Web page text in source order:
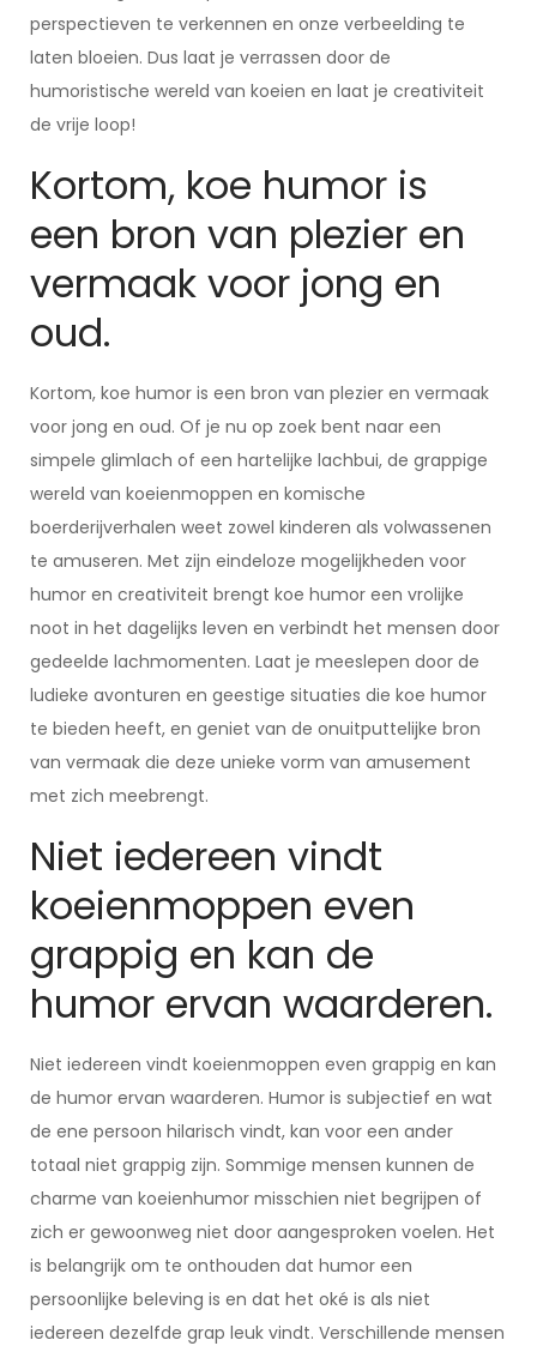
perspectieven te verkennen en onze verbeelding te
laten bloeien. Dus laat je verrassen door de
humoristische wereld van koeien en laat je creativiteit
de vrije loop!
Kortom, koe humor is
een bron van plezier en
vermaak voor jong en
oud.
Kortom, koe humor is een bron van plezier en vermaak
voor jong en oud. Of je nu op zoek bent naar een
simpele glimlach of een hartelijke lachbui, de grappige
wereld van koeienmoppen en komische
boerderijverhalen weet zowel kinderen als volwassenen
te amuseren. Met zijn eindeloze mogelijkheden voor
humor en creativiteit brengt koe humor een vrolijke
noot in het dagelijks leven en verbindt het mensen door
gedeelde lachmomenten. Laat je meeslepen door de
ludieke avonturen en geestige situaties die koe humor
te bieden heeft, en geniet van de onuitputtelijke bron
van vermaak die deze unieke vorm van amusement
met zich meebrengt.
Niet iedereen vindt
koeienmoppen even
grappig en kan de
humor ervan waarderen.
Niet iedereen vindt koeienmoppen even grappig en kan
de humor ervan waarderen. Humor is subjectief en wat
de ene persoon hilarisch vindt, kan voor een ander
totaal niet grappig zijn. Sommige mensen kunnen de
charme van koeienhumor misschien niet begrijpen of
zich er gewoonweg niet door aangesproken voelen. Het
is belangrijk om te onthouden dat humor een
persoonlijke beleving is en dat het oké is als niet
iedereen dezelfde grap leuk vindt. Verschillende mensen